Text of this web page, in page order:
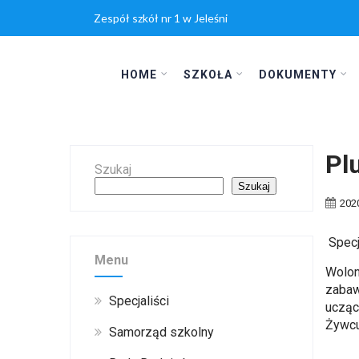
Zespół szkół nr 1 w Jeleśni
HOME SZKOŁA DOKUMENTY
Szukaj
Szukaj
Menu
Specjaliści
Samorząd szkolny